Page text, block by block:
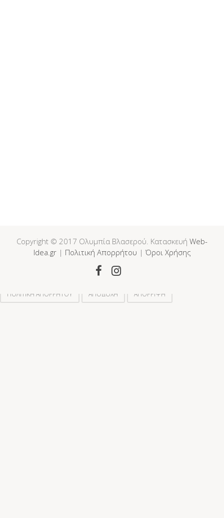
Copyright © 2017 Ολυμπία Βλασερού. Κατασκευή Web-
Idea.gr| Πολιτική Απορρήτου | Όροι Χρήσης
Χρησιμοποιούμε cookies για να διασφαλίσουμε ότι σας
ΠΟΛΙΤΙΚΗ ΑΠΟΡΡΗΤΟΥ ΑΠΟΔΟΧΗ ΑΠΟΡΡΙΨΗ